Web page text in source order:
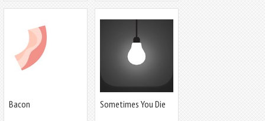
Bacon Sometimes You Die